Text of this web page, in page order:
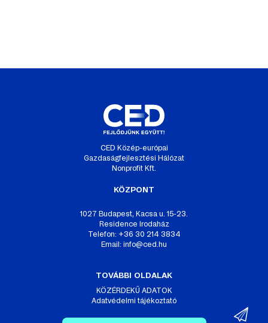
CED Közép-európai
Gazdaságfejlesztési Hálózat
Nonprofit Kft.
KÖZPONT
1027 Budapest, Kacsa u. 15-23.
Residence Irodaház
Telefon: +36 30 214 3834
Email: info@ced.hu
TOVÁBBI OLDALAK
KÖZÉRDEKŰ ADATOK
Adatvédelmi tájékoztató